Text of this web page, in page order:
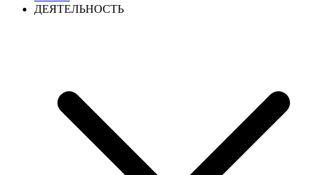
ДЕЯТЕЛЬНОСТЬ